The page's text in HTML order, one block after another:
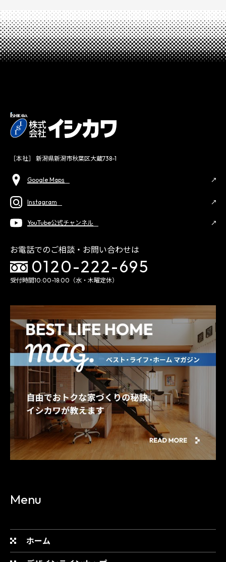
［本社］ 新潟県新潟市秋葉区大蔵738-1
Google Maps
Instagram
YouTube公式チャンネル
お電話でのご相談・お問い合わせは
0120-222-695
受付時間10:00-18:00（水・木曜定休）
Menu
ホーム